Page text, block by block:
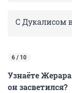
С Дукалисом
6 / 10
Узнаёте
он засветился?